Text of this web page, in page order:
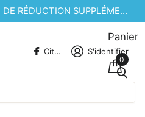
DE RÉDUCTION SUPPLÉMENTAIRE
CitywatchesFR S'identifier
Panier
0
est traduite